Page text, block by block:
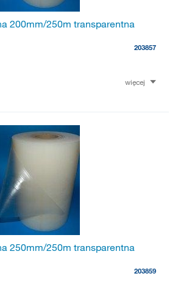
200mm/250m transparentna
203857
więcej
250mm/250m transparentna
203859